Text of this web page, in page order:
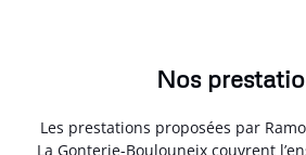
Nos
Les prestations proposées par
La Gonterie-Boulouneix couvrent